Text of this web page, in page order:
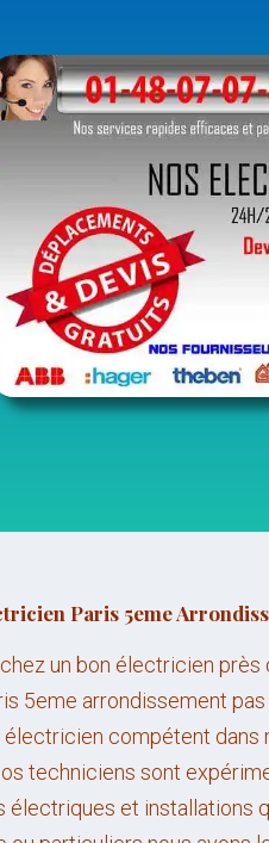
Paris 5eme
un bon électricien près
5eme arrondissement pas
électricien compétent dans
techniciens sont
électriques et installations